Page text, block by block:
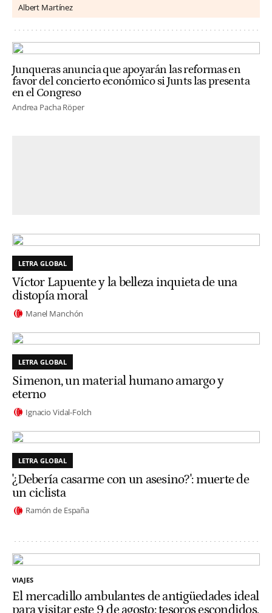
Albert Martínez
Junqueras anuncia que apoyarán las reformas en
favor del concierto económico si Junts las presenta
en el Congreso
Andrea Pacha Röper
LETRA GLOBAL
Víctor Lapuente y la belleza inquieta de una
distopía moral
Manel Manchón
LETRA GLOBAL
Simenon, un material humano amargo y
eterno
Ignacio Vidal-Folch
LETRA GLOBAL
'¿Debería casarme con un asesino?': muerte de
un ciclista
Ramón de España
VIAJES
El mercadillo ambulantes de antigüedades ideal